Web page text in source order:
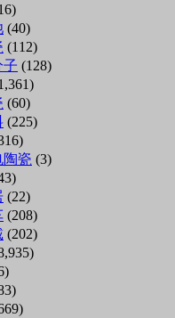
(40)
(112)
子 (128)
(60)
(225)
陶瓷 (3)
(22)
(208)
(202)